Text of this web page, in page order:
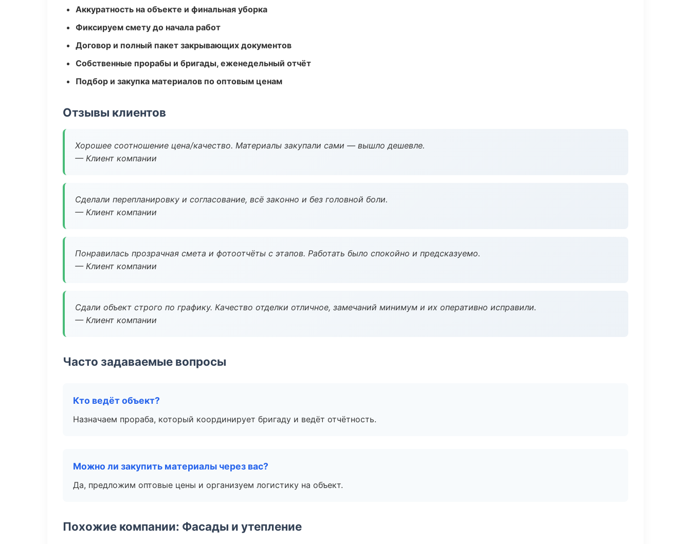
Аккуратность на объекте и финальная уборка
Фиксируем смету до начала работ
Договор и полный пакет закрывающих документов
Собственные прорабы и бригады, еженедельный отчёт
Подбор и закупка материалов по оптовым ценам
Отзывы клиентов
Хорошее соотношение цена/качество. Материалы закупали сами — вышло дешевле.
— Клиент компании
Сделали перепланировку и согласование, всё законно и без головной боли.
— Клиент компании
Понравилась прозрачная смета и фотоотчёты с этапов. Работать было спокойно и предсказуемо.
— Клиент компании
Сдали объект строго по графику. Качество отделки отличное, замечаний минимум и их оперативно исправили.
— Клиент компании
Часто задаваемые вопросы
Кто ведёт объект?
Назначаем прораба, который координирует бригаду и ведёт отчётность.
Можно ли закупить материалы через вас?
Да, предложим оптовые цены и организуем логистику на объект.
Похожие компании: Фасады и утепление